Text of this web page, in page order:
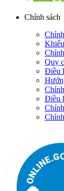
Chính sách
Quy
Điều
Điều